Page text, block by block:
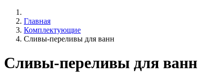
Главная
Комплектующие
Сливы-переливы для ванн
Сливы-переливы для ванн